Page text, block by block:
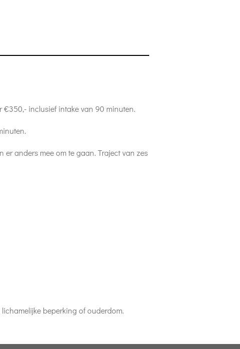
€350,- inclusief intake van 90 minuten.
er anders mee om te gaan. Traject van zes
beperking of ouderdom.